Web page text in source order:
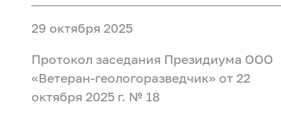
29 октября 2025
Протокол заседания Президиума ООО
«Ветеран-геологоразведчик» от 22
октября 2025 г. № 18